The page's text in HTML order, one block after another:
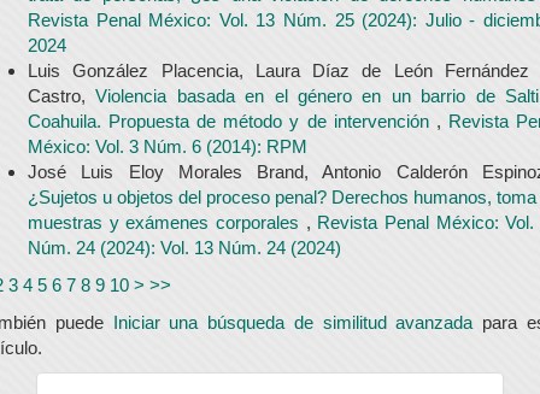
Revista Penal México: Vol. 13 Núm. 25 (2024): Julio -
2024
Luis González Placencia, Laura Díaz de León Fernández
Castro,Violencia basada en el género en un barrio de
Coahuila. Propuesta de método y de intervención , Revista
México: Vol. 3 Núm. 6 (2014): RPM
José Luis Eloy Morales Brand, Antonio Calderón
¿Sujetos u objetos del proceso penal? Derechos humanos, toma
muestras y exámenes corporales , Revista Penal México: Vol.
Núm. 24 (2024): Vol. 13 Núm. 24 (2024)
3 4 5 6 7 8 9 10 > >>
puede Iniciar una búsqueda de similitud avanzada para